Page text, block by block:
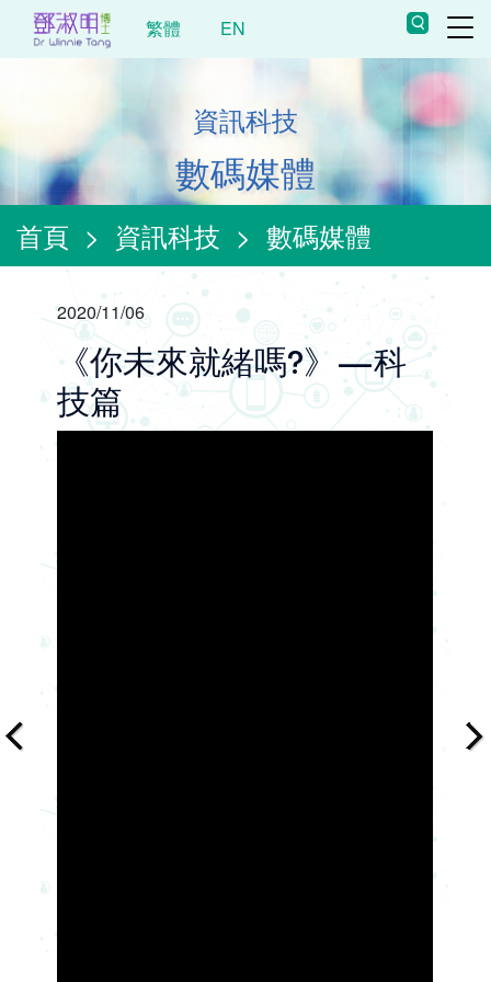
繁體 EN
資訊科技
數碼媒體
首頁 > 資訊科技 > 數碼媒體
2020/11/06
《你未來就緒嗎?》—科
技篇